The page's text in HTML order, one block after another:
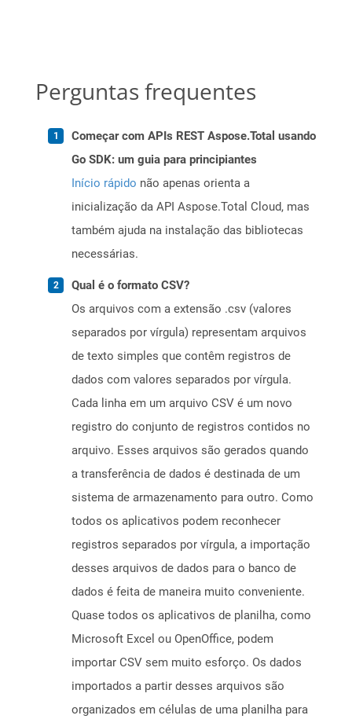
Perguntas frequentes
Começar com APIs REST Aspose.Total usando
Go SDK: um guia para principiantes
Início rápido não apenas orienta a
inicialização da API Aspose.Total Cloud, mas
também ajuda na instalação das bibliotecas
necessárias.
Qual é o formato CSV?
Os arquivos com a extensão .csv (valores
separados por vírgula) representam arquivos
de texto simples que contêm registros de
dados com valores separados por vírgula.
Cada linha em um arquivo CSV é um novo
registro do conjunto de registros contidos no
arquivo. Esses arquivos são gerados quando
a transferência de dados é destinada de um
sistema de armazenamento para outro. Como
todos os aplicativos podem reconhecer
registros separados por vírgula, a importação
desses arquivos de dados para o banco de
dados é feita de maneira muito conveniente.
Quase todos os aplicativos de planilha, como
Microsoft Excel ou OpenOffice, podem
importar CSV sem muito esforço. Os dados
importados a partir desses arquivos são
organizados em células de uma planilha para